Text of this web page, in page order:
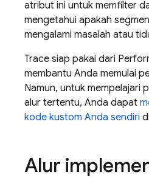
atribut ini untuk memfilter
mengetahui apakah
mengalami masalah atau
Trace siap pakai dari
membantu Anda memulai
Namun, untuk mempelajari
alur tertentu, Anda dapat
kode kustom Anda sendiri
Alur